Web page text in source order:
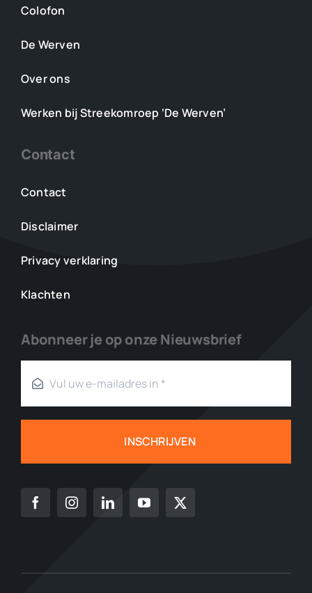
Colofon
De Werven
Over ons
Werken bij Streekomroep ‘De Werven’
Contact
Contact
Disclaimer
Privacy verklaring
Klachten
Abonneer je op onze Nieuwsbrief
INSCHRIJVEN